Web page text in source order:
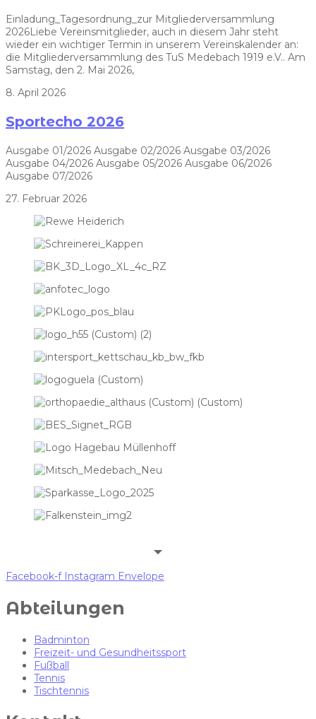
Einladung_Tagesordnung_zur Mitgliederversammlung
2026Liebe Vereinsmitglieder, auch in diesem Jahr steht
wieder ein wichtiger Termin in unserem Vereinskalender an:
die Mitgliederversammlung des TuS Medebach 1919 e.V.. Am
Samstag, den 2. Mai 2026,
8. April 2026
Sportecho 2026
Ausgabe 01/2026 Ausgabe 02/2026 Ausgabe 03/2026
Ausgabe 04/2026 Ausgabe 05/2026 Ausgabe 06/2026
Ausgabe 07/2026
27. Februar 2026
Facebook-f Instagram Envelope
Abteilungen
Badminton
Freizeit- und Gesundheitssport
Fußball
Tennis
Tischtennis